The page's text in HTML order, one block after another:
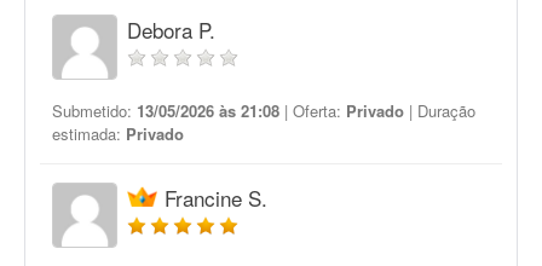
Debora P.
Submetido: 13/05/2026 às 21:08 | Oferta: Privado | Duração
estimada: Privado
Francine S.